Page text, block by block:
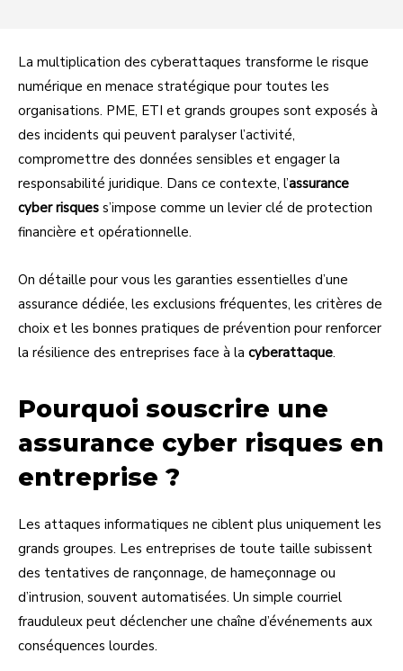
La multiplication des cyberattaques transforme le risque
numérique en menace stratégique pour toutes les
organisations. PME, ETI et grands groupes sont exposés à
des incidents qui peuvent paralyser l’activité,
compromettre des données sensibles et engager la
responsabilité juridique. Dans ce contexte, l’assurance
cyber risques s’impose comme un levier clé de protection
financière et opérationnelle.
On détaille pour vous les garanties essentielles d’une
assurance dédiée, les exclusions fréquentes, les critères de
choix et les bonnes pratiques de prévention pour renforcer
la résilience des entreprises face à la cyberattaque.
Pourquoi souscrire une
assurance cyber risques en
entreprise ?
Les attaques informatiques ne ciblent plus uniquement les
grands groupes. Les entreprises de toute taille subissent
des tentatives de rançonnage, de hameçonnage ou
d’intrusion, souvent automatisées. Un simple courriel
frauduleux peut déclencher une chaîne d’événements aux
conséquences lourdes.